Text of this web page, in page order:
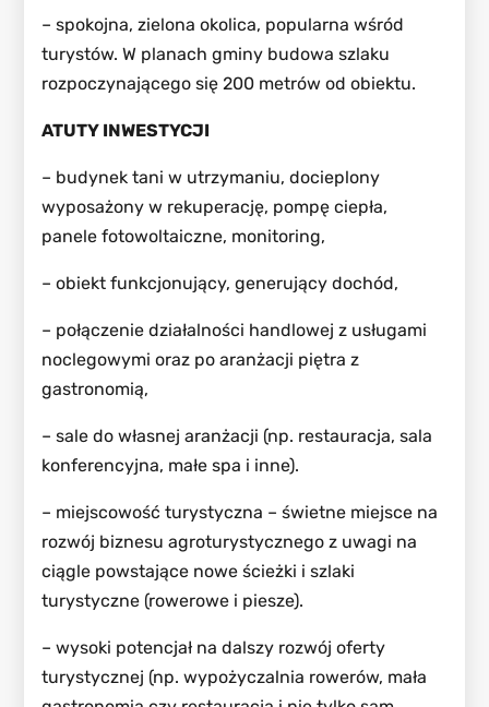
– spokojna, zielona okolica, popularna wśród
turystów. W planach gminy budowa szlaku
rozpoczynającego się 200 metrów od obiektu.
ATUTY INWESTYCJI
– budynek tani w utrzymaniu, docieplony
wyposażony w rekuperację, pompę ciepła,
panele fotowoltaiczne, monitoring,
– obiekt funkcjonujący, generujący dochód,
– połączenie działalności handlowej z usługami
noclegowymi oraz po aranżacji piętra z
gastronomią,
– sale do własnej aranżacji (np. restauracja, sala
konferencyjna, małe spa i inne).
– miejscowość turystyczna – świetne miejsce na
rozwój biznesu agroturystycznego z uwagi na
ciągle powstające nowe ścieżki i szlaki
turystyczne (rowerowe i piesze).
– wysoki potencjał na dalszy rozwój oferty
turystycznej (np. wypożyczalnia rowerów, mała